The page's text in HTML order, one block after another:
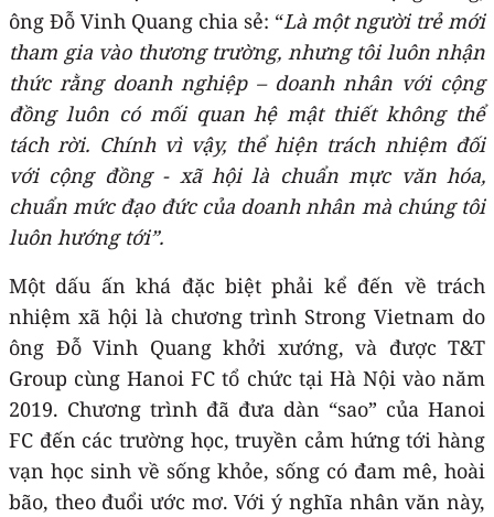
ông Đỗ Vinh Quang chia sẻ: “Là một người trẻ mới
tham gia vào thương trường, nhưng tôi luôn nhận
thức rằng doanh nghiệp – doanh nhân với cộng
đồng luôn có mối quan hệ mật thiết không thể
tách rời. Chính vì vậy, thể hiện trách nhiệm đối
với cộng đồng - xã hội là chuẩn mực văn hóa,
chuẩn mức đạo đức của doanh nhân mà chúng tôi
luôn hướng tới”.
Một dấu ấn khá đặc biệt phải kể đến về trách
nhiệm xã hội là chương trình Strong Vietnam do
ông Đỗ Vinh Quang khởi xướng, và được T&T
Group cùng Hanoi FC tổ chức tại Hà Nội vào năm
2019. Chương trình đã đưa dàn “sao” của Hanoi
FC đến các trường học, truyền cảm hứng tới hàng
vạn học sinh về sống khỏe, sống có đam mê, hoài
bão, theo đuổi ước mơ. Với ý nghĩa nhân văn này,